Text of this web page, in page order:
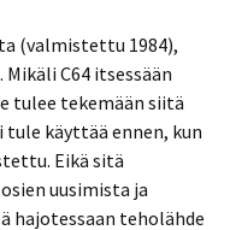
(valmistettu 1984),
C64 itsessään
tulee tekemään siitä
tule käyttää ennen, kun
Eikä sitä
uusimista ja
hajotessaan teholähde